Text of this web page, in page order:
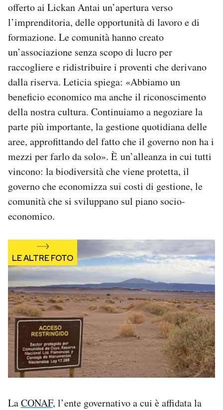
offerto ai Lickan Antai un’apertura verso
l’imprenditoria, delle opportunità di lavoro e di
formazione. Le comunità hanno creato
un’associazione senza scopo di lucro per
raccogliere e ridistribuire i proventi che derivano
dalla riserva. Leticia spiega: «Abbiamo un
beneficio economico ma anche il riconoscimento
della nostra cultura. Continuiamo a negoziare la
parte più importante, la gestione quotidiana delle
aree, approfittando del fatto che il governo non ha i
mezzi per farlo da solo». È un’alleanza in cui tutti
vincono: la biodiversità che viene protetta, il
governo che economizza sui costi di gestione, le
comunità che si sviluppano sul piano socio-
economico.
LaCONAF, l’ente governativo a cui è affidata la